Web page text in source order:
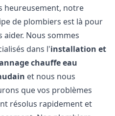
heureusement, notre
de plombiers est là pour
aider. Nous sommes
dans l'installation et
chauffe eau
et nous nous
que vos problèmes
résolus rapidement et